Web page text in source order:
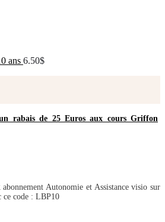
ans 6.50$
rabais de 25 Euros aux cours Griffon
Autonomie et Assistance visio sur
ce code : LBP10